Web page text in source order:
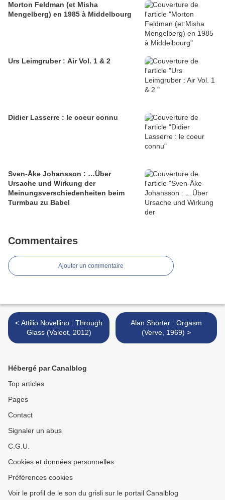
Morton Feldman (et Misha
Mengelberg) en 1985 à Middelbourg
Urs Leimgruber : Air Vol. 1 & 2
Didier Lasserre : le coeur connu
Sven-Åke Johansson : …Über
Ursache und Wirkung der
Meinungsverschiedenheiten beim
Turmbau zu Babel
Commentaires
Ajouter un commentaire
< Attilio Novellino : Through
Glass (Valeot, 2012)
Alan Shorter : Orgasm
(Verve, 1969) >
Hébergé par Canalblog
Top articles
Pages
Contact
Signaler un abus
C.G.U.
Cookies et données personnelles
Préférences cookies
Voir le profil de le son du grisli sur le portail Canalblog